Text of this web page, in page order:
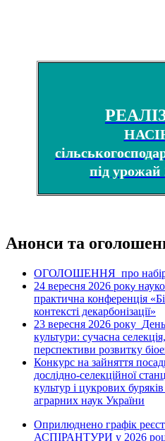
під урожай
Анонси та
ОГОЛОШЕННЯ про набір
24 вересня 2026 року
практична конференція
контексті декарбонізації»
23 вересня 2026 року
культури: сучасна
перспективи розвитку
Конкурс на зайняття
дослідно-селекційної
культур і цукрових
аграрних наук України
Оприлюднено графік
АСПІРАНТУРИ у 2026